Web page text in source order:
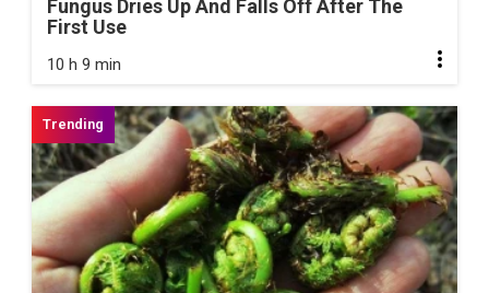
Fungus Dries Up And Falls Off After The
First Use
10 h 9 min